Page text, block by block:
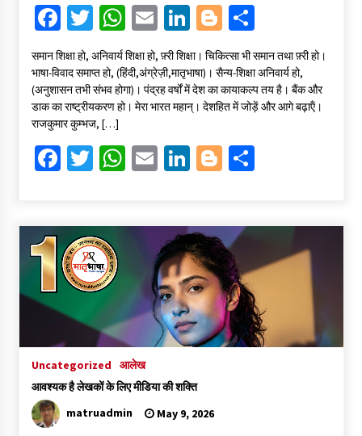
Fa
ce
b
o
o
k
T
wi
tt
er
W
h
at
sA
p
p
E
m
ai
l
Li
ke
dI
n
Bl
o
gg
er
S
ar
e
समान शिक्षा हो, अनिवार्य शिक्षा हो, फ़्री शिक्षा। चिकित्सा भी समान तथा फ़्री हो।
भाषा-विवाद समाप्त हो, (हिंदी,अंग्रेज़ी,मातृभाषा)। सैन्य-शिक्षा अनिवार्य हो,
(अनुशासन तभी संभव होगा)। पंद्रह वर्षों में देश का कायाकल्प तय है। बैंक और
डाक का राष्ट्रीयकरण हो। मेरा भारत महान्। देशहित में जोड़ें और आगे बढ़ाऍं।
राजकुमार कुम्भज, […]
Fa
o
o
k
T
er
W
sA
p
E
l
Li
dI
n
Bl
er
S
e
Uncategorized
आलेख
आवश्यक है लेखकों के लिए मीडिया की शक्ति
matruadmin
May 9, 2026